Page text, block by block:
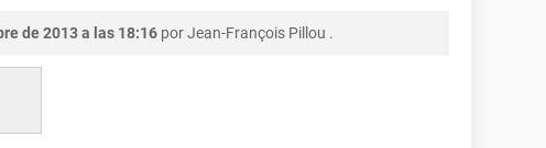
de 2013 a las 18:16 porJean-François Pillou .